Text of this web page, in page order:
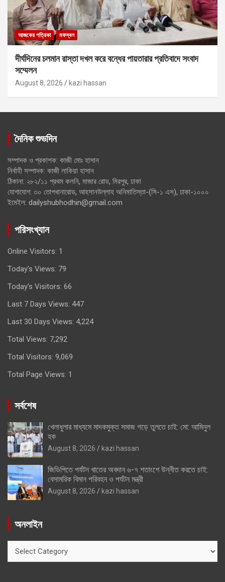
আজকের পত্রিকা মফস্বল
দীর্ঘদিনের চলমান রাস্তা দখল করে বন্ধের পায়তারার প্রতিবাদে সংবাদ
সম্মেলন
August 8, 2026 kazi hassan
দৈনিক শুভদিন
সম্পাদক ও প্রকাশক: কাজী মোঃ হাসান
নির্বাহী সম্পাদক: কাজী লাকিয়া হাসান
ঠিকানা: ২৮২/১১ প্রথম কলনি, মাজার রোড, মিরপুর, ঢাকা
যোগাযোগ: ৩০ তোপখানারোড, আহসানউল্লাহ অনিমাতিস্তা-(সি-১ এস), ঢাকা-১০০০
ইমেইল: dailyshubhodhin@gmail.com
পরিসংখ্যান
Online Visitors: 1
Today's Views: 79
Today's Visitors: 66
Last 7 Days Views: 447
Last 30 Days Views: 4,224
Total Views: 7,292
Total Visitors: 9,069
Total Page Views: 1
সর্বশেষ
খেলাধুলার মাধ্যমে মাদকমুক্ত সমাজ গড়ে তুলতে চাই: মো: আমিনুল
হক
August 8, 2026 kazi hassan
জিডিপিতে পর্যটন খাতের অবদান ৬-৭ শতাংশে উন্নীত করতে চাই:
বেসামরিক বিমান পরিবহন ও পর্যটন মন্ত্রী
August 8, 2026 kazi hassan
অনলাইন